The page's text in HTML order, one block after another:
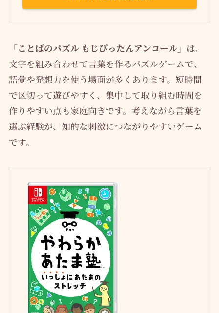
「ことばのパズル もじぴったんアンコール」 は、
文字を組み合わせて言葉を作るパズルゲームで、
語彙や発想力を使う場面が多くあります。短時間
で区切って遊びやすく、集中して取り組む時間を
作りやすい点も家庭向きです。考えながら言葉を
選ぶ経験が、知的な刺激につながりやすいゲーム
です。